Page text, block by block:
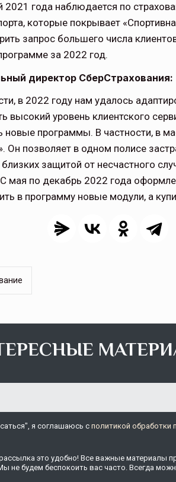
2021 года наблюдается по
которые покрывает
запрос большего числа
за 2022 год.
директор СберСтрахования:
в 2022 году нам удалось
высокий уровень клиентского
программы. В частности, в
Он позволяет в одном полисе
близких защитой от несчастного
мая по декабрь 2022 года
в программу новые модули, а
я соглашаюсь c политикой обработки
это удобно! Все важные материалы
не будем беспокоить вас часто. Всегда